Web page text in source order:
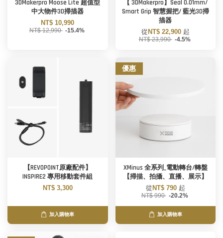
3DMakerpro Moose Lite 超值型
中大物件3D掃描器
NT$ 10,990
NT$ 12,990 -15.4%
【 3DMakerpro】Seal 0.01mm/
Smart Grip 智慧握把/ 藍光3D掃
描器
從NT$ 22,900 起
NT$ 23,990 -4.5%
【REVOPOINT原廠配件】
INSPIRE2 專用移動套件組
NT$ 3,300
加入購物車
優惠
XMinus 全系列_電動轉台/轉盤
【掃描、拍攝、直播、展示】
從NT$ 790 起
NT$ 990 -20.2%
加入購物車